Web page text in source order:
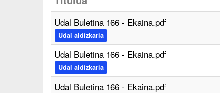
Udal Buletina 166 - Ekaina.pdf
Udal aldizkaria
Udal Buletina 166 - Ekaina.pdf
Udal aldizkaria
Udal Buletina 166 - Ekaina.pdf